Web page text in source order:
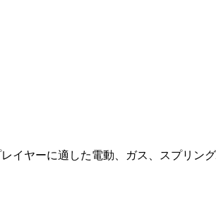
イヤーに適した電動、ガス、スプリン